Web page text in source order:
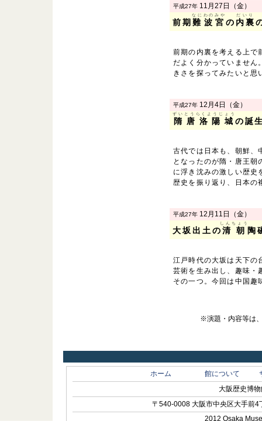
平成27年 11月27日（金）
前期 難波宮
なにわのみや
の 内裏
だいり
前期の内裏を考える上で
だよく分かっていません
きさを探ってみたいと思
平成27年 12月4日（金）
隋唐洛陽城
ずいとうらくようじょう
の誕
古代では日本も、朝鮮、
となったのが隋・唐王
に浮き沈みの激しい歴史
歴史を振り返り、日本の
平成27年 12月11日（金）
大坂出土の 清朝
しんちょう
陶
江戸時代の大坂は天下の
芸術を生み出し、趣味・
その一つ。今回は中国趣
※演題・内容等は
ホーム 館について
大阪歴史博
〒540-0008 大阪市中央区大手
2012 Osaka